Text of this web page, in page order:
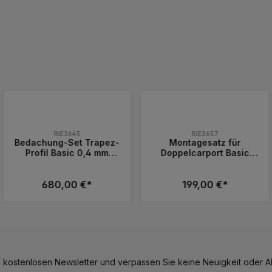
RIE3645
Bedachung-Set Trapez-
Profil Basic 0,4 mm
680,00 €*
RIE3657
Montagesatz für
Doppelcarport Basic
199,00 €*
Newsletter und verpassen Sie keine Neuigkeit oder